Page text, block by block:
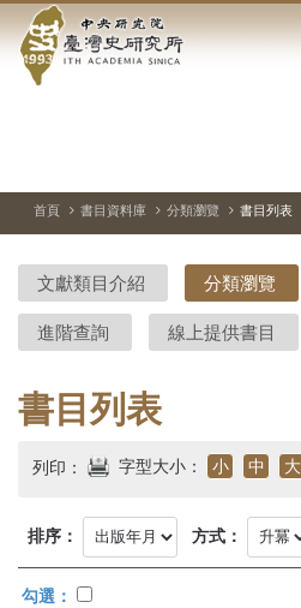
到中
央
院-
臺
灣
史
研
究
首
頁
首頁 書目資料庫 分類瀏覽 書目列表
文獻類目介紹 分類瀏覽
進階查詢 線上提供書目
書目列表
列印： 字型大小： 小 中 大
排序： 方式：
勾選：